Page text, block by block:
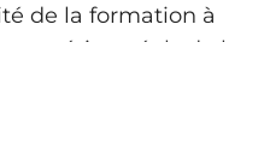
de la formation à
métiers réels de la